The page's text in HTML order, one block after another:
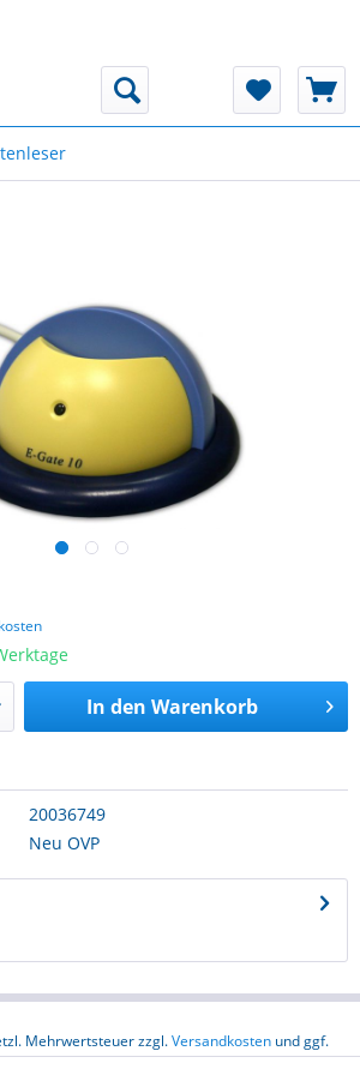
In den Warenkorb
20036749
Neu OVP
Mehrwertsteuer zzgl.Versandkosten und ggf.